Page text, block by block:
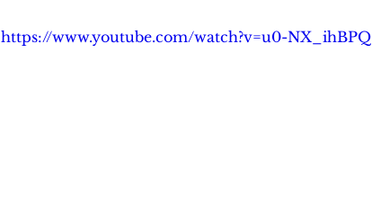
https://www.youtube.com/watch?v=u0-NX_ihBPQ